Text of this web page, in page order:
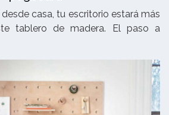
casa, tu escritorio estará más
tablero de madera. El paso a